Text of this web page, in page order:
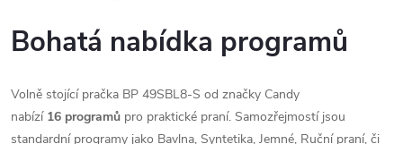
Bohatá nabídka programů
Volně stojící pračka BP 49SBL8-S od značky Candy
nabízí 16 programů pro praktické praní. Samozřejmostí jsou
standardní programy jako Bavlna, Syntetika, Jemné, Ruční praní, či